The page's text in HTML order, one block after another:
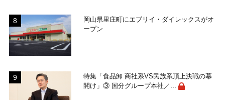
岡山県里庄町にエブリイ・ダイレックスがオ
ープン
特集「食品卸 商社系VS民族系頂上決戦の幕
開け」③ 国分グループ本社／...